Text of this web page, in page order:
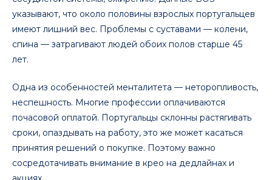
указывают, что около половины взрослых португальцев
имеют лишний вес. Проблемы с суставами — колени,
спина — затрагивают людей обоих полов старше 45
лет.
Одна из особенностей менталитета — неторопливость,
неспешность. Многие профессии оплачиваются
почасовой оплатой. Португальцы склонны растягивать
сроки, опаздывать на работу, это же может касаться
принятия решений о покупке. Поэтому важно
сосредотачивать внимание в крео на дедлайнах и